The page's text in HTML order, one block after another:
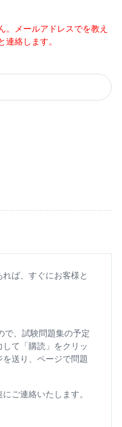
。メールアドレスでを教え
絡します。
ば、すぐにお客様と
で、試験問題集の予定
て「購読」をクリッ
送り、ページで問題
ご連絡いたします。